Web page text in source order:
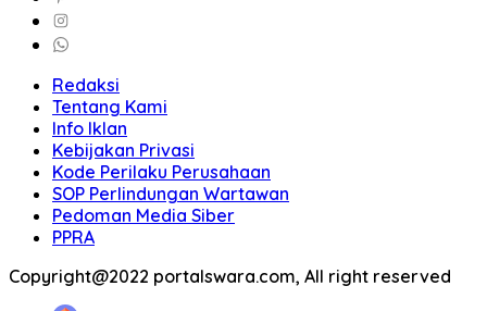
Redaksi
Tentang Kami
Info Iklan
Kebijakan Privasi
Kode Perilaku Perusahaan
SOP Perlindungan Wartawan
Pedoman Media Siber
PPRA
Copyright@2022 portalswara.com, All right reserved